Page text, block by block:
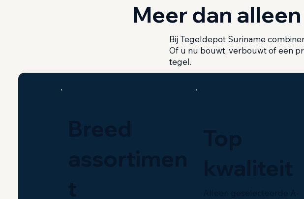
Meer dan
Bij Tegeldepot Suriname
Of u nu bouwt, verbouwt of een
tegel.